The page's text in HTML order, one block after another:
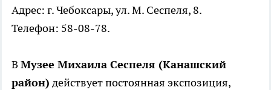
Адрес: г. Чебоксары, ул. М. Сеспеля, 8.
Телефон: 58-08-78.
В Музее Михаила Сеспеля (Канашский
район) действует постоянная экспозиция,